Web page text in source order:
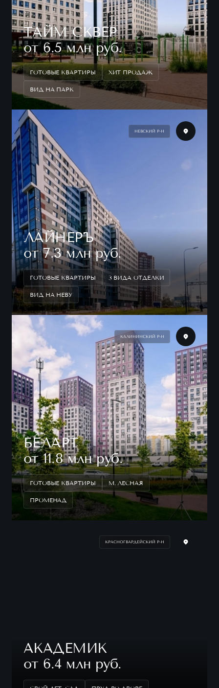
ТАЙМ СКВЕР
от 6.5 млн руб.
ГОТОВЫЕ КВАРТИРЫ ХИТ ПРОДАЖ
ВИД НА ПАРК
НЕВСКИЙ Р-Н
ЛАЙНЕРЪ
от 7.3 млн руб.
ГОТОВЫЕ КВАРТИРЫ 3 ВИДА ОТДЕЛКИ
ВИД НА НЕВУ
КАЛИНИНСКИЙ Р-Н
БЕЛАРТ
от 11.8 млн руб.
ГОТОВЫЕ КВАРТИРЫ М. ЛЕСНАЯ
ПРОМЕНАД
КРАСНОГВАРДЕЙСКИЙ Р-Н
АКАДЕМИК
от 6.4 млн руб.